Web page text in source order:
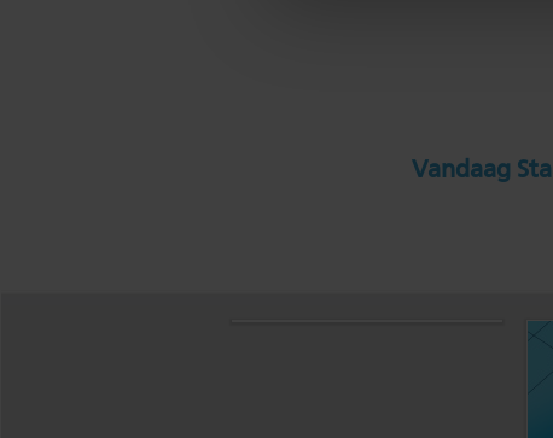
Vandaag